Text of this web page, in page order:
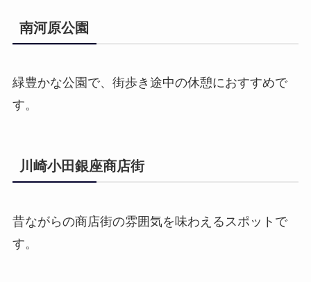
南河原公園
緑豊かな公園で、街歩き途中の休憩におすすめで
す。
川崎小田銀座商店街
昔ながらの商店街の雰囲気を味わえるスポットで
す。